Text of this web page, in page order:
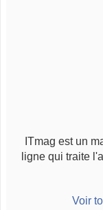
ITmag est un
ligne qui traite
Voir